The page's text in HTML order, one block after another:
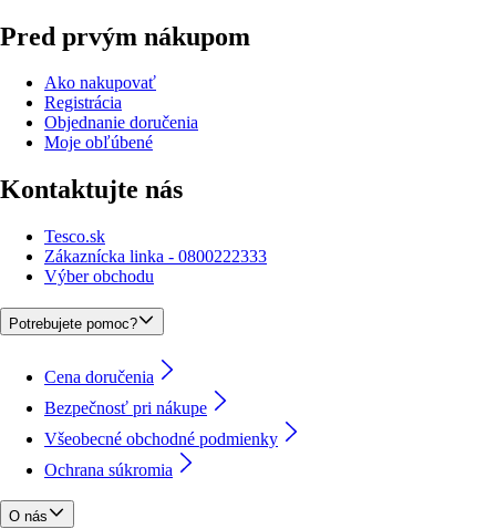
Pred prvým nákupom
Ako nakupovať
Registrácia
Objednanie doručenia
Moje obľúbené
Kontaktujte nás
Tesco.sk
Zákaznícka linka - 0800222333
Výber obchodu
Potrebujete pomoc?
Cena doručenia
Bezpečnosť pri nákupe
Všeobecné obchodné podmienky
Ochrana súkromia
O nás